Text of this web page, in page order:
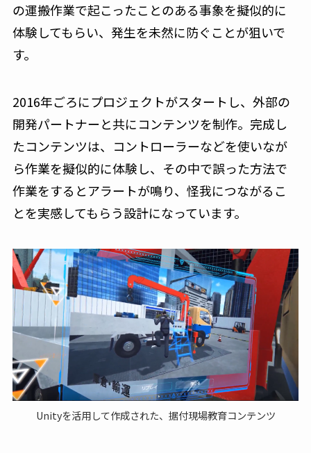
の運搬作業で起こったことのある事象を擬似的に
体験してもらい、発生を未然に防ぐことが狙いで
す。
2016年ごろにプロジェクトがスタートし、外部の
開発パートナーと共にコンテンツを制作。完成し
たコンテンツは、コントローラーなどを使いなが
ら作業を擬似的に体験し、その中で誤った方法で
作業をするとアラートが鳴り、怪我につながるこ
とを実感してもらう設計になっています。
Unityを活用して作成された、据付現場教育コンテンツ